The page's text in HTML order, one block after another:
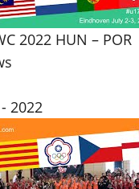
2022 HUN – POR
2022